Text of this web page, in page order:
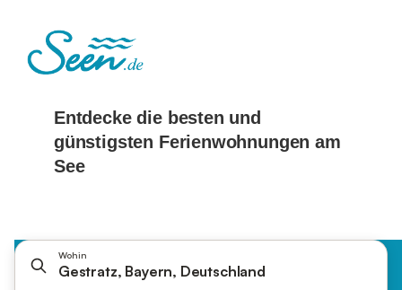
Wohin
Gestratz, Bayern, Deutschland